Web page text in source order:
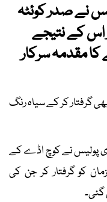
نے صدر کوئٹہ
اس کے نتیجے
کا مقدمہ سرکار
ملوث 2 ملزمان کو بھی گرفتار کر کے سیاہ رنگ
پولیس نے کوچ اڈے کے
کے واقعے میں ملوث 2 ملزمان کو گرفتار کر جن کی
گئی۔